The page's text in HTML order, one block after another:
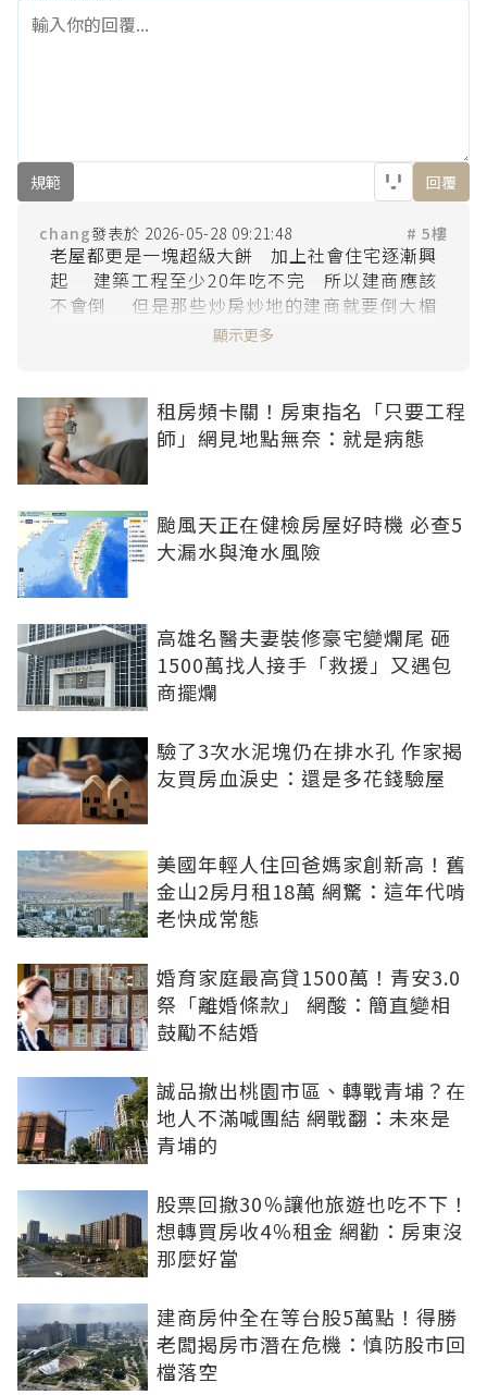
規範 回覆
chang 2026-05-28 09:21:48 # 5樓
老屋都更是一塊超級大餅   加上社會住宅逐漸興
起    建築工程至少20年吃不完   所以建商應該
不會倒    但是那些炒房炒地的建商就要倒大楣
了   因為最近3年台灣總人口數每年自然減少超
以每戶3人  每棟大樓120戶計算  每年會有167
棟大樓成空戶    經過3年累積   租屋市場必然受
影響   而沒有房租支撐   炒房必然倒   還不如去
顯示更多
租房頻卡關！房東指名「只要工程
師」網見地點無奈：就是病態
颱風天正在健檢房屋好時機 必查5
大漏水與淹水風險
高雄名醫夫妻裝修豪宅變爛尾 砸
1500萬找人接手「救援」又遇包
商擺爛
驗了3次水泥塊仍在排水孔 作家揭
友買房血淚史：還是多花錢驗屋
美國年輕人住回爸媽家創新高！舊
金山2房月租18萬 網驚：這年代啃
老快成常態
婚育家庭最高貸1500萬！青安3.0
祭「離婚條款」 網酸：簡直變相
鼓勵不結婚
誠品撤出桃園市區、轉戰青埔？在
地人不滿喊團結 網戰翻：未來是
青埔的
股票回撤30％讓他旅遊也吃不下！
想轉買房收4％租金 網勸：房東沒
那麼好當
建商房仲全在等台股5萬點！得勝
老闆揭房市潛在危機：慎防股市回
檔落空